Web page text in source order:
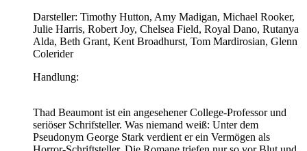
Darsteller: Timothy Hutton, Amy Madigan, Michael Rooker,
Julie Harris, Robert Joy, Chelsea Field, Royal Dano, Rutanya
Alda, Beth Grant, Kent Broadhurst, Tom Mardirosian, Glenn
Colerider
Handlung:
Thad Beaumont ist ein angesehener College-Professor und
seriöser Schrifsteller. Was niemand weiß: Unter dem
Pseudonym George Stark verdient er ein Vermögen als